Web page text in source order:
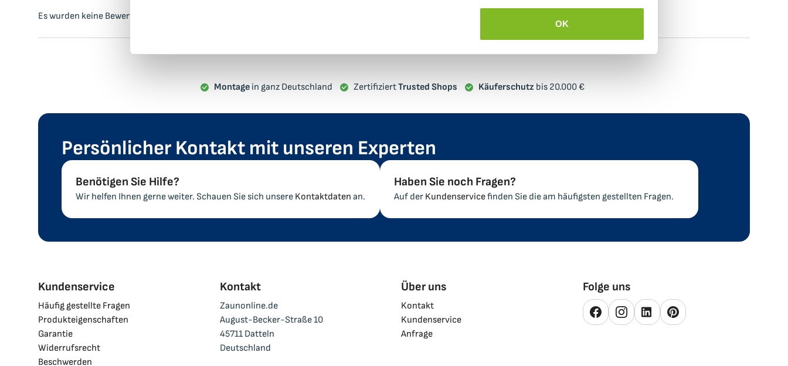
OK
Es wurden keine Bewertungen gefunden.
Montage in ganz Deutschland ZertifiziertTrusted Shops Käuferschutz bis 20.000 €
Persönlicher Kontakt mit unseren Experten
Benötigen Sie Hilfe?
Wir helfen Ihnen gerne weiter. Schauen Sie sich unsere Kontaktdaten an.
Haben Sie noch Fragen?
Auf der Kundenservicefinden Sie die am häufigsten gestellten Fragen.
Kundenservice
Häufig gestellte Fragen
Produkteigenschaften
Garantie
Widerrufsrecht
Beschwerden
Kontakt
Zaunonline.de
August-Becker-Straße 10
45711 Datteln
Deutschland
Über uns
Kontakt
Kundenservice
Anfrage
Folge uns
instagramlinkedinpinterest